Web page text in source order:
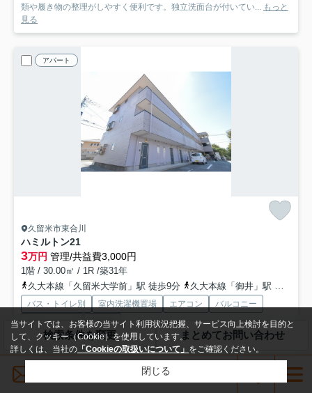
類や履き物の整理がしやすく便利です。独立洗面台が付いてい...
もっと
見る
アパート
久留米市東合川
ハミルトン21
3万円 管理/共益費3,000円
1階 / 30.00㎡ / 1R /築31年
久大本線「久留米大学前」駅 徒歩9分
久大本線「御井」駅 徒歩19分
バス・トイレ別 室内洗濯機置場 エアコン
バルコニー
フローリング
駐輪場
敷礼0
こちらの物件は現在空家です。敷地内に居住者用の駐輪場がある物件で
す。ぜひご覧いただきたい賃貸物件です。こちらは初期費用を...もっと
検索条件を変更 まとめてお問い合わせ
メールでお問い合わせ
当サイトでは、お客様の当サイト利用状況把握、サービス向上検討を目的と
して、クッキー（Cookie）を使用しています。
詳しくは、当社の 「Cookieの取扱いについて」 をご確認ください。
閉じる